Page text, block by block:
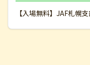
【入場無料】JAF札幌